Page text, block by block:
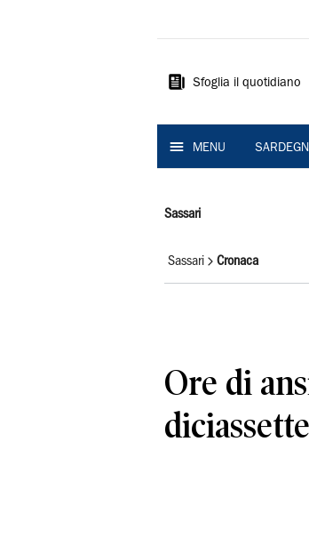
Sardegna
Sfoglia il quotidiano
MENU
Sassari
Sassari Cronaca
Ore di